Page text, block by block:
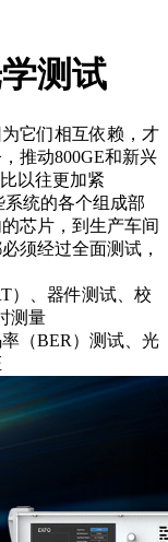
测试
它们相互依赖，才
推动800GE和新兴
以往更加紧
统的各个组成部
芯片，到生产车间
须经过全面测试，
）、器件测试、校
测量
（BER）测试、光